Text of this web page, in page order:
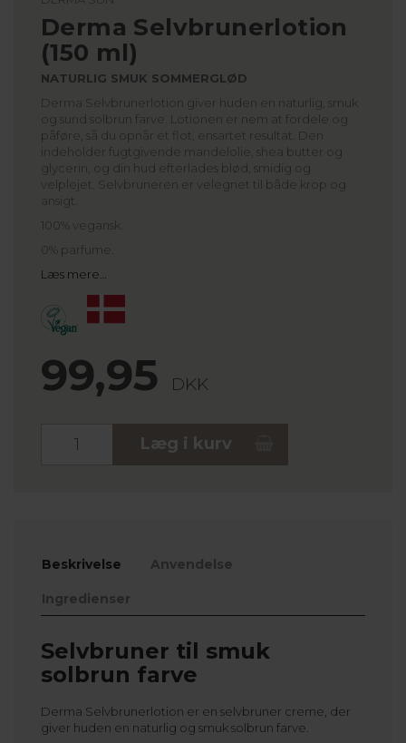
Derma Selvbrunerlotion
(150 ml)
NATURLIG SMUK SOMMERGLØD
Derma Selvbrunerlotion giver huden en naturlig, smuk
og sund solbrun farve. Lotionen er nem at fordele og
påføre, så du opnår et flot, ensartet resultat. Den
indeholder fugtgivende mandelolie, shea butter og
glycerin, og din hud efterlades blød, smidig og
velplejet. Selvbruneren er velegnet til både krop og
ansigt.
100% vegansk.
0% parfume.
Læs mere…
99,95 DKK
Læg i kurv
Beskrivelse Anvendelse
Ingredienser
Selvbruner til smuk
solbrun farve
Derma Selvbrunerlotion er en selvbruner creme, der
giver huden en naturlig og smuk solbrun farve.